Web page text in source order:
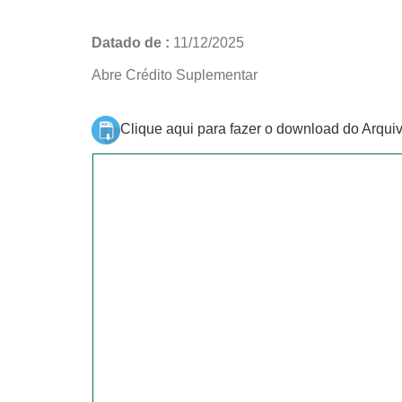
Datado de : 11/12/2025
Abre Crédito Suplementar
Clique aqui para fazer o download do